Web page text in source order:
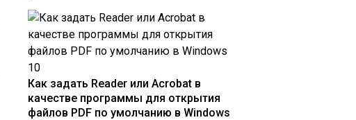
Как задать Reader или Acrobat в
качестве программы для открытия
файлов PDF по умолчанию в Windows